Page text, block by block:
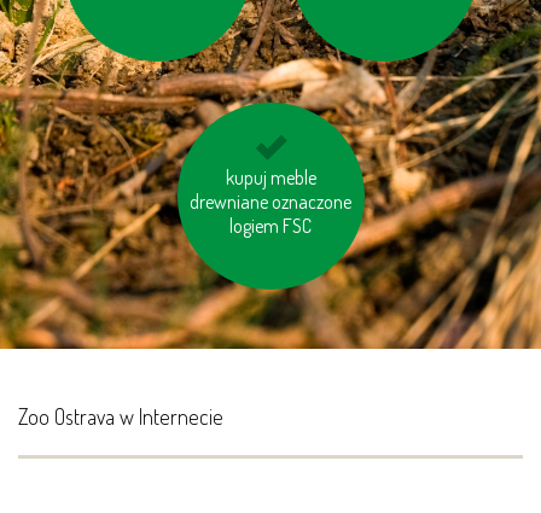
kupuj meble
drewniane oznaczone
logiem FSC
ociepl swój dom
Zoo Ostrava w Internecie